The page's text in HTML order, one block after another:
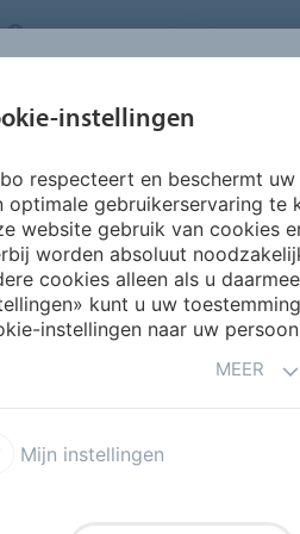
NETHERLANDS
SEGMENTEN
INSPIRATIE &
REFERENTIES
Coral Duo
een paar stappen
en uitzonderlijke
aan dat Coral Duo in de
instellingen
respecteert en beschermt
optimale gebruikerservaring te
website gebruik van cookies
worden absoluut
cookies alleen als u
kunt u uw
instellingen naar uw
MEER
Mijn instellingen